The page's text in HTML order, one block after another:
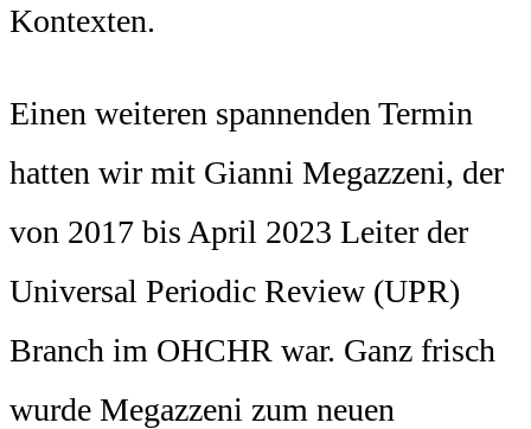
Kontexten.
Einen weiteren spannenden Termin
hatten wir mit Gianni Megazzeni, der
von 2017 bis April 2023 Leiter der
Universal Periodic Review (UPR)
Branch im OHCHR war. Ganz frisch
wurde Megazzeni zum neuen